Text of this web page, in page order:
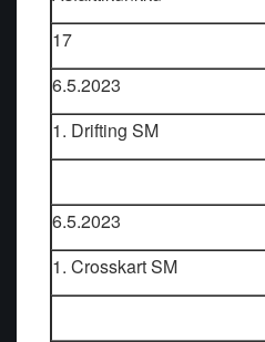
17
6.5.2023
1. Drifting SM
6.5.2023
1. Crosskart SM